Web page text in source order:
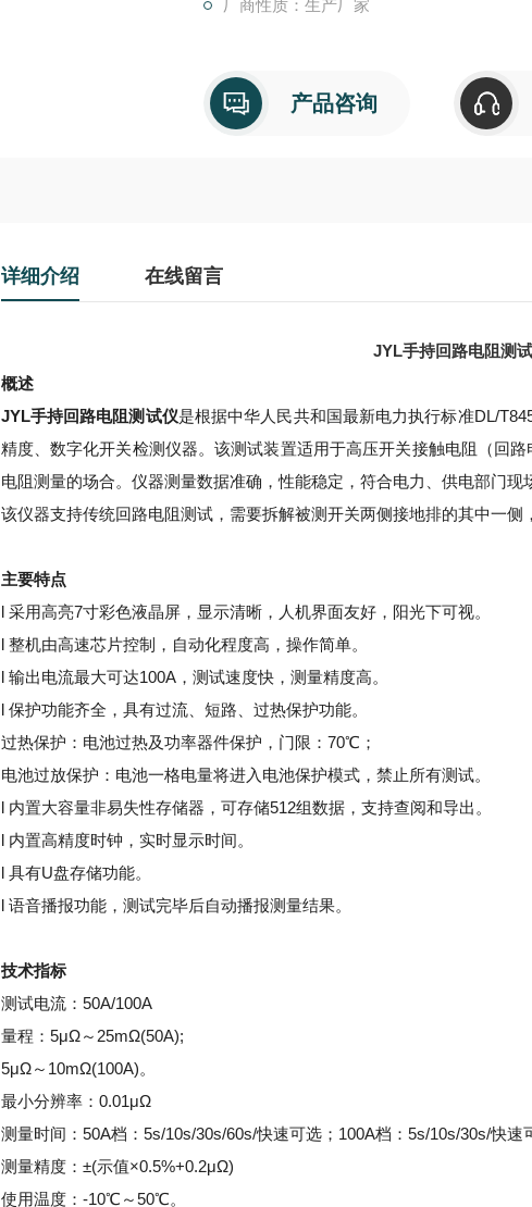
厂商性质：生产厂家
产品咨询
详细介绍 在线留言
JYL手持回路电阻测
概述
JYL手持回路电阻测试仪是根据中华人民共和国最新电力执行标准DL/
精度、数字化开关检测仪器。该测试装置适用于高压开关接触电阻（回
电阻测量的场合。仪器测量数据准确，性能稳定，符合电力、供电部门
该仪器支持传统回路电阻测试，需要拆解被测开关两侧接地排的其中一侧
主要特点
l 采用高亮7寸彩色液晶屏，显示清晰，人机界面友好，阳光下可视。
l 整机由高速芯片控制，自动化程度高，操作简单。
l 输出电流最大可达100A，测试速度快，测量精度高。
l 保护功能齐全，具有过流、短路、过热保护功能。
过热保护：电池过热及功率器件保护，门限： 70℃；
电池过放保护：电池一格电量将进入电池保护模式，禁止所有测试。
l 内置大容量非易失性存储器，可存储512组数据，支持查阅和导出。
l 内置高精度时钟，实时显示时间。
l 具有U盘存储功能。
l 语音播报功能，测试完毕后自动播报测量结果。
技术指标
测试电流：50A/100A
量程：5μΩ～25mΩ(50A);
5μΩ～10mΩ(100A)。
最小分辨率： 0.01μΩ
测量时间：50A档：5s/10s/30s/60s/快速可选；100A档：5s/10s/30s/快速
测量精度： ±(示值×0.5%+0.2μΩ)
使用温度： -10℃～50℃。